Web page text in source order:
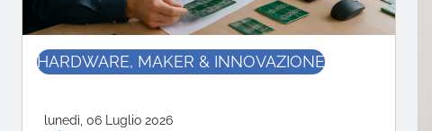
HARDWARE, MAKER & INNOVAZIONE
lunedì, 06 Luglio 2026